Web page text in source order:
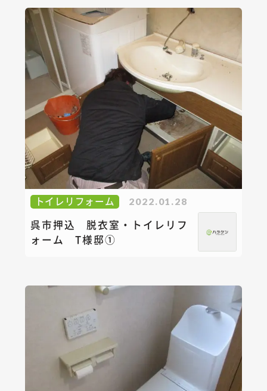
トイレリフォーム 2022.01.28
呉市押込 脱衣室・トイレリフ
ォーム T様邸①